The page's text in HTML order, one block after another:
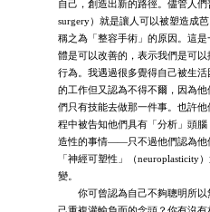
自己，創造出新的路徑。儘管人
surgery）就是讓人可以被塑造成
稱之為「整容手術」的原因。這
體是可以改善的，表示我們是可
行為。我遇過很多覺得自己被生
的工作但又認為不得不爾，因為
們只有技能去做那一件事。也許
程中被告知他們具有「分析」頭
造性的事情——只不過他們認為他
「神經可塑性」（neuroplasticity
變。
你可曾認為自己不夠聰明所以